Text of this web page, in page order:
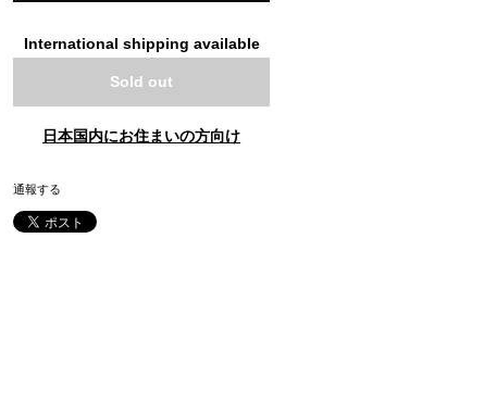
International shipping available
Sold out
日本国内にお住まいの方向け
通報する